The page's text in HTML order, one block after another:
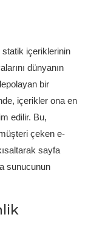
statik içeriklerinin
dünyanın
bir
içerikler ona en
edilir. Bu,
çeken e-
sayfa
sunucunun